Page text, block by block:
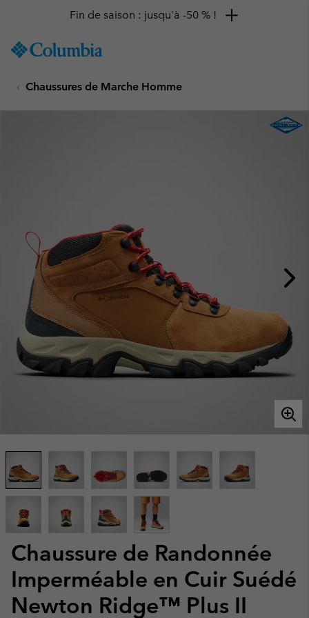
TO
SKIP
MAIN
Fin de saison : jusqu'à -50 % !
Chaussures de Marche Homme
Chaussure de Randonnée
Imperméable en Cuir Suédé
Newton Ridge™ Plus II